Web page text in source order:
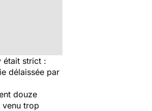
était strict :
délaissée par
douze
venu trop